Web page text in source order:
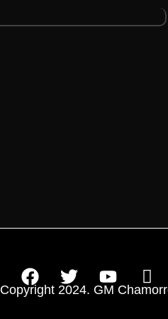
Copyright 2024. GM